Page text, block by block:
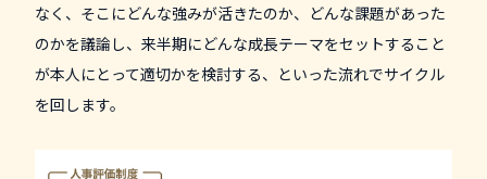
なく、そこにどんな強みが活きたのか、どんな課題があった
のかを議論し、来半期にどんな成長テーマをセットすること
が本人にとって適切かを検討する、といった流れでサイクル
を回します。